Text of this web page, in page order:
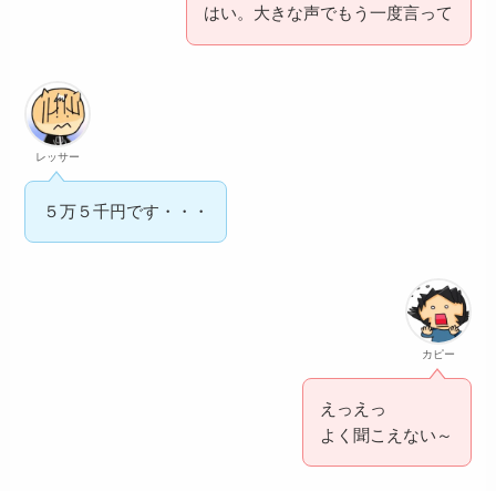
はい。大きな声でもう一度言って
レッサー
５万５千円です・・・
カピー
えっえっ
よく聞こえない～